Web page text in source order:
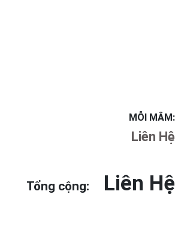
MỖI MÂM:
Liên Hệ
Tổng cộng: Liên Hệ